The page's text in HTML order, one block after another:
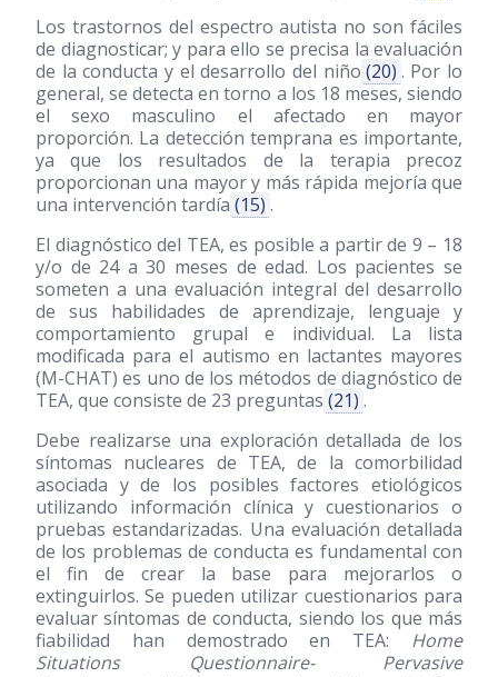
Los trastornos del espectro autista no son fáciles
de diagnosticar; y para ello se precisa la evaluación
de la conducta y el desarrollo del niño (20) . Por lo
general, se detecta en torno a los 18 meses, siendo
el sexo masculino el afectado en mayor
proporción. La detección temprana es importante,
ya que los resultados de la terapia precoz
proporcionan una mayor y más rápida mejoría que
una intervención tardía (15) .
El diagnóstico del TEA, es posible a partir de 9 – 18
y/o de 24 a 30 meses de edad. Los pacientes se
someten a una evaluación integral del desarrollo
de sus habilidades de aprendizaje, lenguaje y
comportamiento grupal e individual. La lista
modificada para el autismo en lactantes mayores
(M-CHAT) es uno de los métodos de diagnóstico de
TEA, que consiste de 23 preguntas (21) .
Debe realizarse una exploración detallada de los
síntomas nucleares de TEA, de la comorbilidad
asociada y de los posibles factores etiológicos
utilizando información clínica y cuestionarios o
pruebas estandarizadas. Una evaluación detallada
de los problemas de conducta es fundamental con
el fin de crear la base para mejorarlos o
extinguirlos. Se pueden utilizar cuestionarios para
evaluar síntomas de conducta, siendo los que más
fiabilidad han demostrado en TEA: Home
Situations Questionnaire- Pervasive